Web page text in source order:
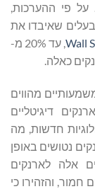
על פי ההערכות,
בעלים שאיבדו את
Wall
, עד 20% מ-
מהווים
דיגיטליים
חדשות, מה
נטושים באופן
אלה לארנקים
חמור, והזהירו כי